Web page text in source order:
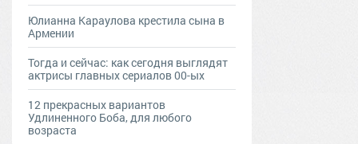
Юлианна Караулова крестила сына в
Армении
Тогда и сейчас: как сегодня выглядят
актрисы главных сериалов 00-ых
12 прекрасных вариантов
Удлиненного Боба, для любого
возраста